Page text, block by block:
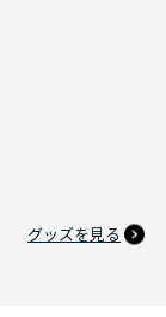
グッズを見る